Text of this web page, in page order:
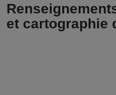
et cartographie